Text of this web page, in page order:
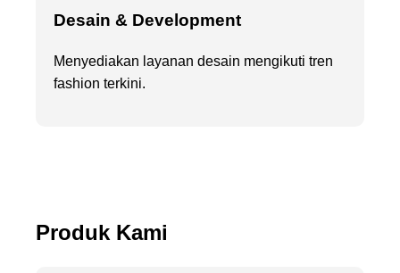
Desain & Development
Menyediakan layanan desain mengikuti tren
fashion terkini.
Produk Kami